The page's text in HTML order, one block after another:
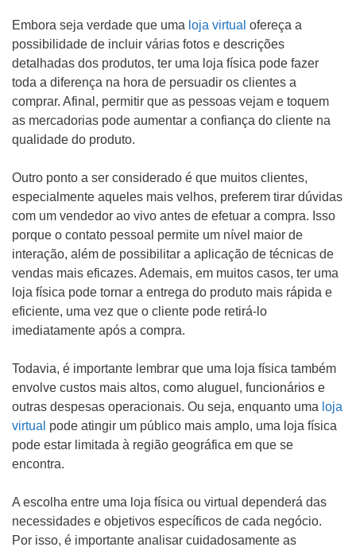
Embora seja verdade que uma loja virtual ofereça a
possibilidade de incluir várias fotos e descrições
detalhadas dos produtos, ter uma loja física pode fazer
toda a diferença na hora de persuadir os clientes a
comprar. Afinal, permitir que as pessoas vejam e toquem
as mercadorias pode aumentar a confiança do cliente na
qualidade do produto.
Outro ponto a ser considerado é que muitos clientes,
especialmente aqueles mais velhos, preferem tirar dúvidas
com um vendedor ao vivo antes de efetuar a compra. Isso
porque o contato pessoal permite um nível maior de
interação, além de possibilitar a aplicação de técnicas de
vendas mais eficazes. Ademais, em muitos casos, ter uma
loja física pode tornar a entrega do produto mais rápida e
eficiente, uma vez que o cliente pode retirá-lo
imediatamente após a compra.
Todavia, é importante lembrar que uma loja física também
envolve custos mais altos, como aluguel, funcionários e
outras despesas operacionais. Ou seja, enquanto uma loja
virtual pode atingir um público mais amplo, uma loja física
pode estar limitada à região geográfica em que se
encontra.
A escolha entre uma loja física ou virtual dependerá das
necessidades e objetivos específicos de cada negócio.
Por isso, é importante analisar cuidadosamente as